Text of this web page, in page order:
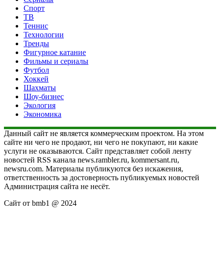
Спорт
ТВ
Теннис
Технологии
Тренды
Фигурное катание
Фильмы и сериалы
Футбол
Хоккей
Шахматы
Шоу-бизнес
Экология
Экономика
Данный сайт не является коммерческим проектом. На этом
сайте ни чего не продают, ни чего не покупают, ни какие
услуги не оказываются. Сайт представляет собой ленту
новостей RSS канала news.rambler.ru, kommersant.ru,
newsru.com. Материалы публикуются без искажения,
ответственность за достоверность публикуемых новостей
Администрация сайта не несёт.
Сайт от bmb1 @ 2024